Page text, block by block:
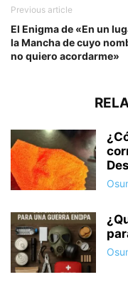
Previous article
El Enigma de «En un
la Mancha de cuyo
no quiero acordarme»